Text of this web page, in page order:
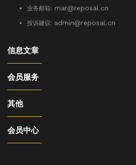
业务邮箱: mar@reposal.cn
投诉建议: admin@reposal.cn
信息文章
会员服务
其他
会员中心